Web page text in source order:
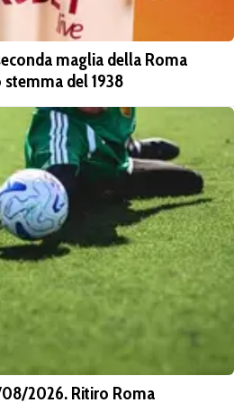
maglia della Roma
stemma del 1938
2026. Ritiro Roma